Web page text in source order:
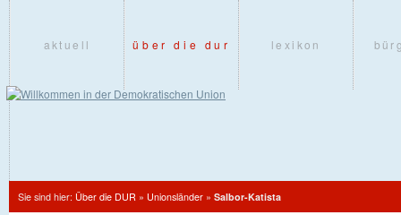
aktuell über die dur lexikon
Sie sind hier: Über die DUR » Unionsländer » Salbor-Katista